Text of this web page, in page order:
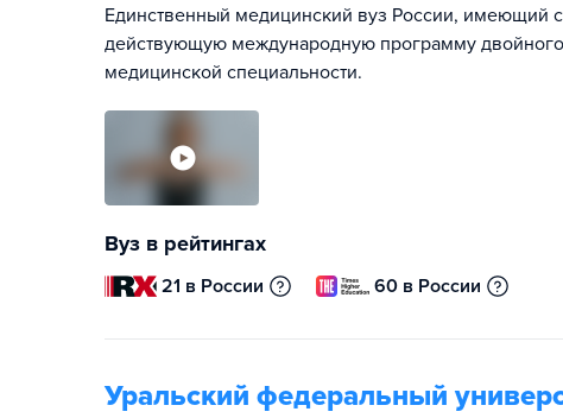
Единственный медицинский вуз России, имеющий
действующую международную программу
медицинской специальности.
Вуз в рейтингах
21 в России 60 в России
Уральский федеральный